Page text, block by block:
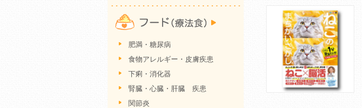
肥満・糖尿病
食物アレルギー・皮膚疾患
下痢・消化器
腎臓・心臓・肝臓 疾患
関節炎